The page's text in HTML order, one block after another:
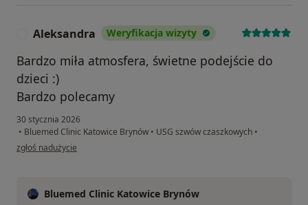
Aleksandra Weryfikacja wizyty
Bardzo miła atmosfera, świetne podejście do
dzieci :)
Bardzo polecamy
30 stycznia 2026
• Bluemed Clinic Katowice Brynów • USG szwów czaszkowych •
w opinii użytkownika Aleksandra
zgłoś nadużycie
Bluemed Clinic Katowice Brynów